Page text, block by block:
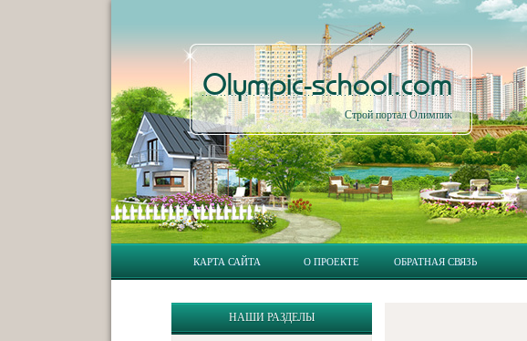
Olympic-school.com
Строй портал Олимпик
КАРТА САЙТА О ПРОЕКТЕ ОБРАТНАЯ СВЯЗЬ
НАШИ РАЗДЕЛЫ